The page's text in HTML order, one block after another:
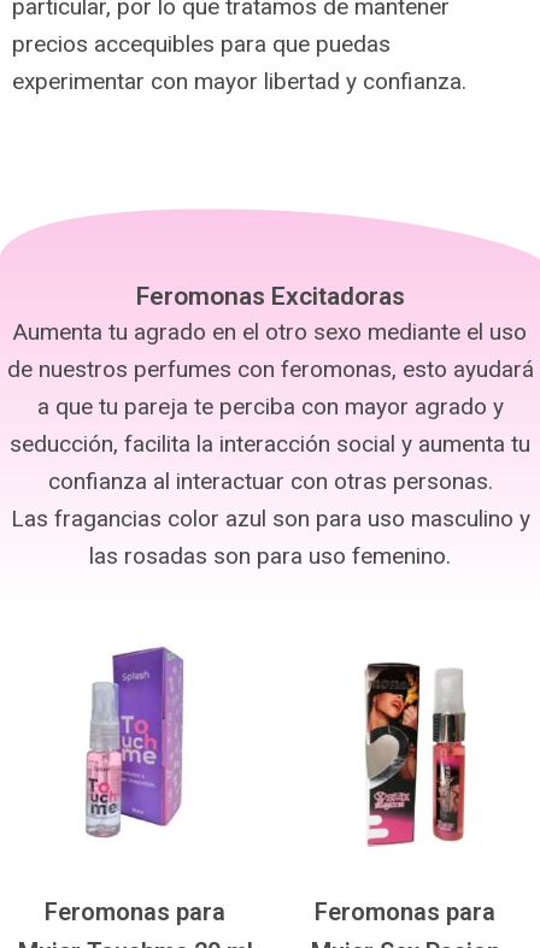
particular, por lo que tratamos de mantener
precios accequibles para que puedas
experimentar con mayor libertad y confianza.
Feromonas Excitadoras
Aumenta tu agrado en el otro sexo mediante el uso
de nuestros perfumes con feromonas, esto ayudará
a que tu pareja te perciba con mayor agrado y
seducción, facilita la interacción social y aumenta tu
confianza al interactuar con otras personas.
Las fragancias color azul son para uso masculino y
las rosadas son para uso femenino.
Feromonas para
Feromonas para